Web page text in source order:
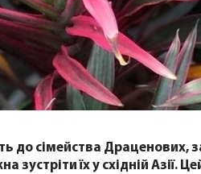
до сімейства Драценових,
зустріти їх у східній Азії.